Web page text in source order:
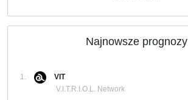
Najnowsze prognozy
1.
VIT
V.I.T.R.I.O.L. Network